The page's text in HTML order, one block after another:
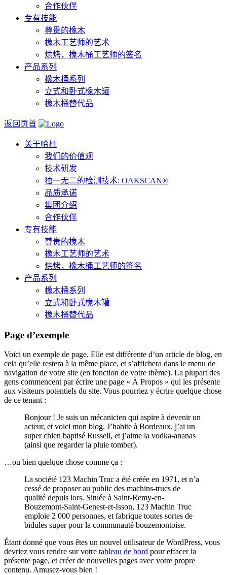
合作伙伴
专有技能
尊贵的橡木
橡木工艺师的艺术
烘烤，橡木桶工艺师的签名
产品系列
橡木桶系列
立式和卧式橡木罐
橡木桶替代品
返回页首
关于哈杜
我们的价值观
技术研发
独一无二的检测技术: OAKSCAN®
品质承诺
集团介绍
合作伙伴
专有技能
尊贵的橡木
橡木工艺师的艺术
烘烤，橡木桶工艺师的签名
产品系列
橡木桶系列
立式和卧式橡木罐
橡木桶替代品
Page d’exemple
Voici un exemple de page. Elle est différente d’un article de blog, en
cela qu’elle restera à la même place, et s’affichera dans le menu de
navigation de votre site (en fonction de votre thème). La plupart des
gens commencent par écrire une page « À Propos » qui les présente
aux visiteurs potentiels du site. Vous pourriez y écrire quelque chose
de ce tenant :
Bonjour ! Je suis un mécanicien qui aspire à devenir un
acteur, et voici mon blog. J’habite à Bordeaux, j’ai un
super chien baptisé Russell, et j’aime la vodka-ananas
(ainsi que regarder la pluie tomber).
…ou bien quelque chose comme ça :
La société 123 Machin Truc a été créée en 1971, et n’a
cessé de proposer au public des machins-trucs de
qualité depuis lors. Située à Saint-Remy-en-
Bouzemont-Saint-Genest-et-Isson, 123 Machin Truc
emploie 2 000 personnes, et fabrique toutes sortes de
bidules super pour la communauté bouzemontoise.
Étant donné que vous êtes un nouvel utilisateur de WordPress, vous
devriez vous rendre sur votre tableau de bord pour effacer la
présente page, et créer de nouvelles pages avec votre propre
contenu. Amusez-vous bien !